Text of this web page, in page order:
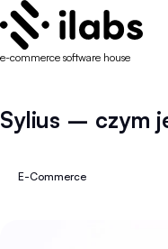
e-commerce software house
Sylius – czym
E-Commerce